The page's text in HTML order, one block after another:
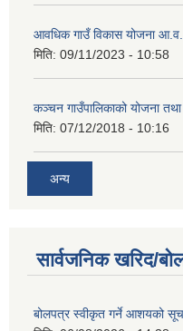
आवधिक गाउँ विकास योजना
मिति: 09/11/2023 - 10:58
कञ्चन गाउँपालिकाको योजना
मिति: 07/12/2018 - 10:16
अन्य
सार्वजनिक खरिद/
बोलपत्र स्वीकृत गर्ने आशयको